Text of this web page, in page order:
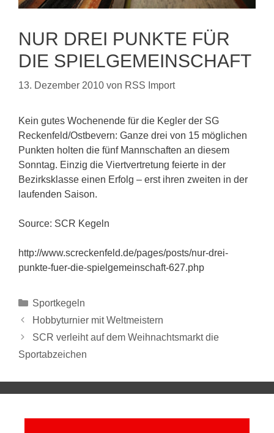
NUR DREI PUNKTE FÜR
DIE SPIELGEMEINSCHAFT
13. Dezember 2010 von RSS Import
Kein gutes Wochenende für die Kegler der SG
Reckenfeld/Ostbevern: Ganze drei von 15 möglichen
Punkten holten die fünf Mannschaften an diesem
Sonntag. Einzig die Viertvertretung feierte in der
Bezirksklasse einen Erfolg – erst ihren zweiten in der
laufenden Saison.
Source: SCR Kegeln
http://www.screckenfeld.de/pages/posts/nur-drei-
punkte-fuer-die-spielgemeinschaft-627.php
Sportkegeln
Hobbyturnier mit Weltmeistern
SCR verleiht auf dem Weihnachtsmarkt die
Sportabzeichen